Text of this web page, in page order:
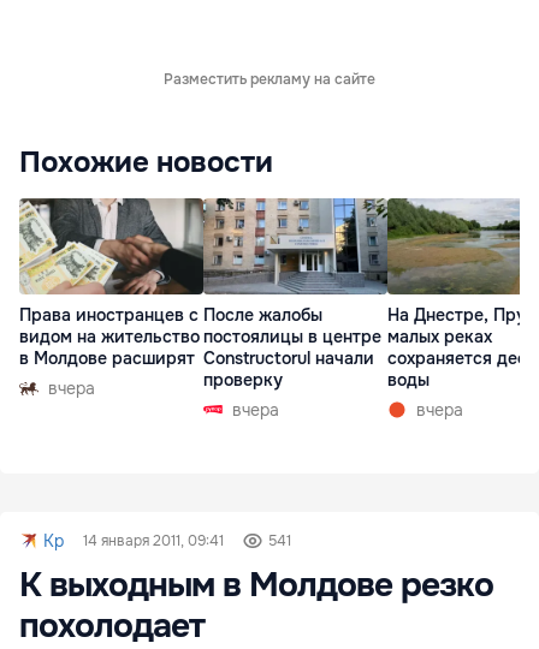
Разместить рекламу на сайте
Похожие новости
Права иностранцев с
видом на жительство
в Молдове расширят
вчера
После жалобы
постоялицы в центре
Constructorul начали
проверку
вчера
На Днестре,
малых реках
сохраняется
воды
вчера
Kp 14 января 2011, 09:41 541
К выходным в Молдове резко
похолодает